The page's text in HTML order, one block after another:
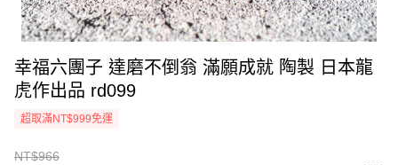
幸福六團子 達磨不倒翁 滿願成就 陶製 日本龍
虎作出品 rd099
超取滿NT$999免運
NT$966